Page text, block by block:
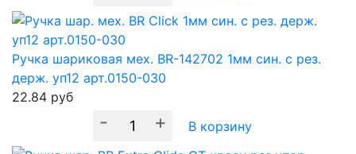
Ручка шариковая мех. BR-142702 1мм син. с рез.
держ. уп12 арт.0150-030
22.84 руб
- + В корзину